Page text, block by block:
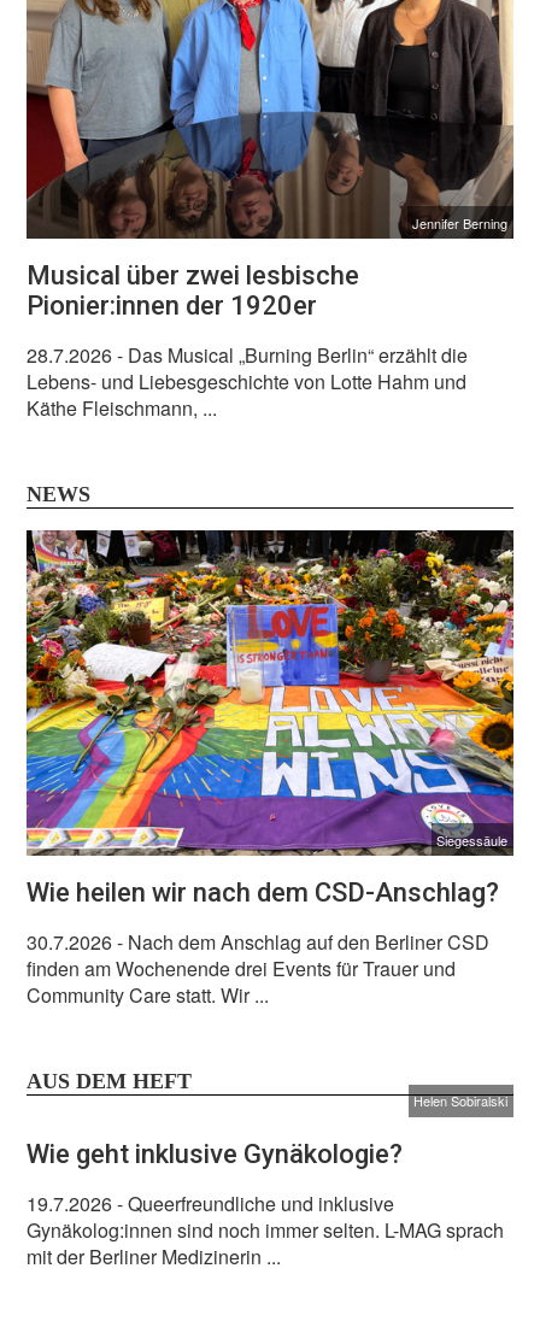
Jennifer Berning
Musical über zwei lesbische
Pionier:innen der 1920er
28.7.2026- Das Musical „Burning Berlin“ erzählt die
Lebens- und Liebesgeschichte von Lotte Hahm und
Käthe Fleischmann, ...
NEWS
Siegessäule
Wie heilen wir nach dem CSD-Anschlag?
30.7.2026- Nach dem Anschlag auf den Berliner CSD
finden am Wochenende drei Events für Trauer und
Community Care statt. Wir ...
AUS DEM HEFT
Helen Sobiralski
Wie geht inklusive Gynäkologie?
19.7.2026- Queerfreundliche und inklusive
Gynäkolog:innen sind noch immer selten. L-MAG sprach
mit der Berliner Medizinerin ...